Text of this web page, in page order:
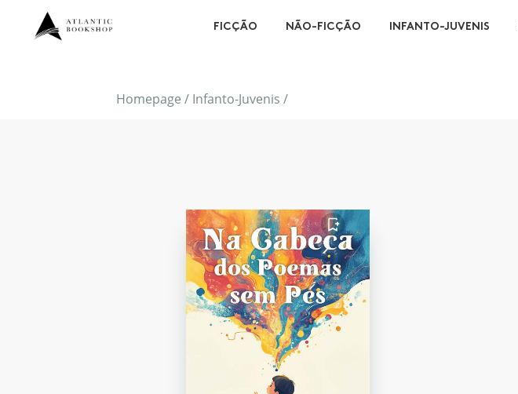
FICÇÃO NÃO-FICÇÃO INFANTO-JUVENIS
Homepage / Infanto-Juvenis /
FAVORITO